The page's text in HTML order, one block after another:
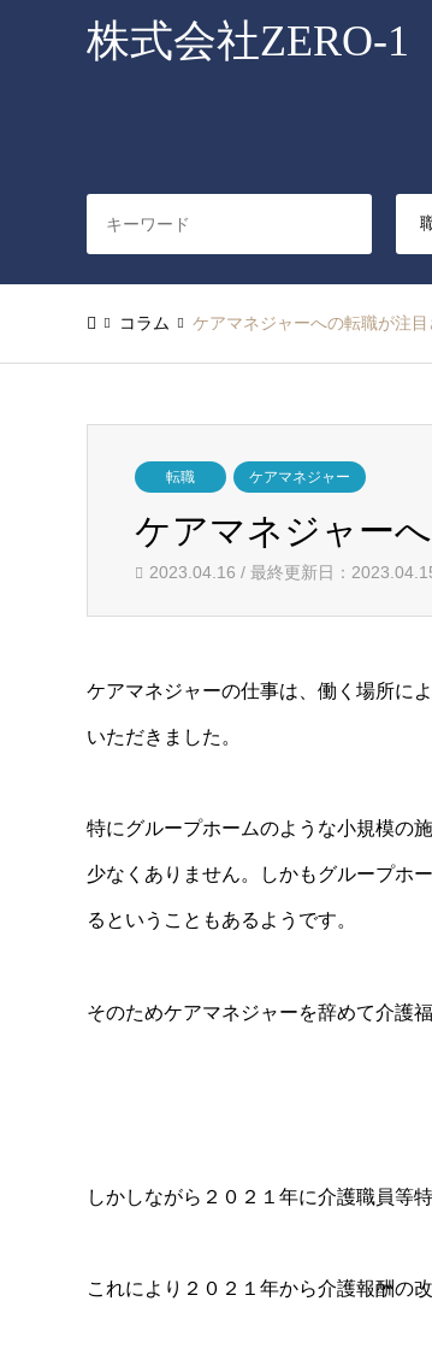
株式会社ZERO-1
コラム ケアマネジャーへの転職が注
転職 ケアマネジャー
ケアマネジャー
2023.04.16 / 最終更新日：
ケアマネジャーの仕事は、働く場所に
いただきました。
特にグループホームのような小規模の
少なくありません。しかもグループホ
るということもあるようです。
そのためケアマネジャーを辞めて介護
しかしながら２０２１年に介護職員等
これにより２０２１年から介護報酬の